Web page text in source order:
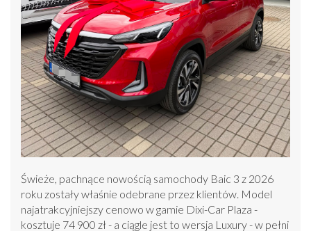
Świeże, pachnące nowością samochody Baic 3 z 2026
roku zostały właśnie odebrane przez klientów. Model
najatrakcyjniejszy cenowo w gamie Dixi-Car Plaza -
kosztuje 74 900 zł - a ciągle jest to wersja Luxury - w pełni